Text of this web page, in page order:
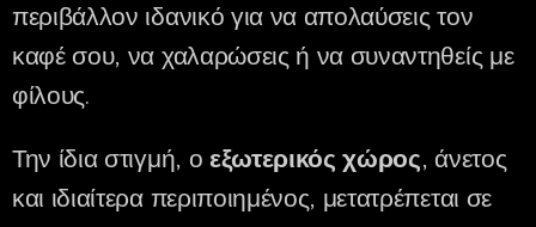
περιβάλλον ιδανικό για να απολαύσεις τον
καφέ σου, να χαλαρώσεις ή να συναντηθείς με
φίλους.
Την ίδια στιγμή, ο εξωτερικός χώρος, άνετος
και ιδιαίτερα περιποιημένος, μετατρέπεται σε